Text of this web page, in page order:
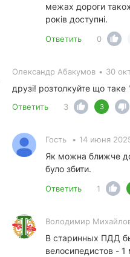
межах дороги
років доступні.
Ответить 0
Олександр Абакумов • 30
друзі! розтолкуйте що
Ответить 3 3
Гость • 14 июня
Як можна ближче
було збити.
Ответить 1
Володимир
В старинных ПДД
велосипедистов - 1